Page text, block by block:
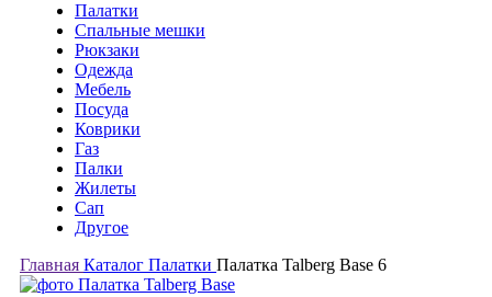
Палатки
Спальные мешки
Рюкзаки
Одежда
Мебель
Посуда
Коврики
Газ
Палки
Жилеты
Сап
Другое
Главная Каталог Палатки Палатка Talberg Base 6